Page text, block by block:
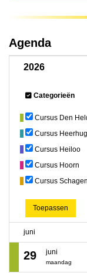
Agenda
2026
Categorieën
Cursus Den
Cursus
Cursus Heiloo
Cursus Hoorn
Cursus Schagen
Toepassen
juni
29 juni
maandag